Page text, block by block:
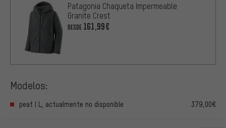
Patagonia Chaqueta Impermeable
Granite Crest
DESDE 161,99€
Modelos:
peat | L, actualmente no disponible 379,00€